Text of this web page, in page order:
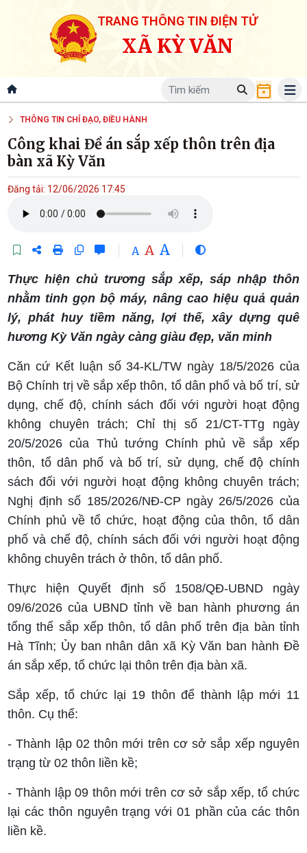
TRANG THÔNG TIN ĐIỆN TỬ
XÃ KỲ VĂN
THÔNG TIN CHỈ ĐẠO, ĐIỀU HÀNH
Công khai Đề án sắp xếp thôn trên địa
bàn xã Kỳ Văn
Đăng tải: 12/06/2026 17:45
A A A
Thực hiện chủ trương sắp xếp, sáp nhập thôn
nhằm tinh gọn bộ máy, nâng cao hiệu quả quản
lý, phát huy tiềm năng, lợi thế, xây dựng quê
hương Kỳ Văn ngày càng giàu đẹp, văn minh
Căn cứ Kết luận số 34-KL/TW ngày 18/5/2026 của
Bộ Chính trị về sắp xếp thôn, tổ dân phố và bố trí, sử
dụng, chế độ, chính sách đối với người hoạt động
không chuyên trách; Chỉ thị số 21/CT-TTg ngày
20/5/2026 của Thủ tướng Chính phủ về sắp xếp
thôn, tổ dân phố và bố trí, sử dụng, chế độ chính
sách đối với người hoạt động không chuyên trách;
Nghị định số 185/2026/NĐ-CP ngày 26/5/2026 của
Chính phủ về tổ chức, hoạt động của thôn, tổ dân
phố và chế độ, chính sách đối với người hoạt động
không chuyên trách ở thôn, tổ dân phố.
Thực hiện Quyết định số 1508/QĐ-UBND ngày
09/6/2026 của UBND tỉnh về ban hành phương án
tổng thể sắp xếp thôn, tổ dân phố trên địa bàn tỉnh
Hà Tĩnh; Ủy ban nhân dân xã Kỳ Văn ban hành Đề
án sắp xếp, tổ chức lại thôn trên địa bàn xã.
Sắp xếp, tổ chức lại 19 thôn để thành lập mới 11
thôn. Cụ thể:
- Thành lập 02 thôn mới trên cơ sở sắp xếp nguyên
trạng từ 02 thôn liền kề;
- Thành lập 09 thôn mới trên cơ sở sắp xếp, tổ chức
lại các thôn nguyên trạng với 01 phần của các thôn
liền kề.